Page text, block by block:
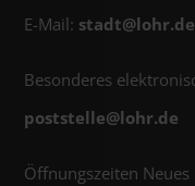
E-Mail: stadt@lohr.de
Besonderes
poststelle@lohr.de
Öffnungszeiten Neues